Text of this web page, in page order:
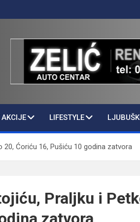
LIFESTYLE
20, Ćoriću 16, Pušiću 10 godina zatvora
Praljku i